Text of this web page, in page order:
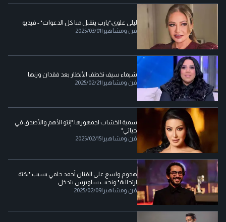
ليلى علوي:"يارب يتقبل منا كل الدعوات" - فيديو
فن ومشاهير |
2025/03/01
شيماء سيف تخطف الأنظار بعد فقدان وزنها
فن ومشاهير |
2025/02/21
سمية الخشاب لجمهورها:"إنتو الأهم والأصدق في
حياتي"
فن ومشاهير |
2025/02/15
هجوم واسع على الفنان أحمد حلمي بسبب "نكتة
ارتجالية" ونجيب ساويرس يتدخل
فن ومشاهير |
2025/02/09